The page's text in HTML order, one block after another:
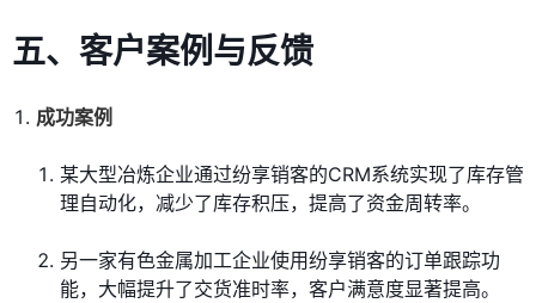
五、客户案例与反馈
成功案例
某大型冶炼企业通过纷享销客的CRM系统实现了库存管
理自动化，减少了库存积压，提高了资金周转率。
另一家有色金属加工企业使用纷享销客的订单跟踪功
能，大幅提升了交货准时率，客户满意度显著提高。